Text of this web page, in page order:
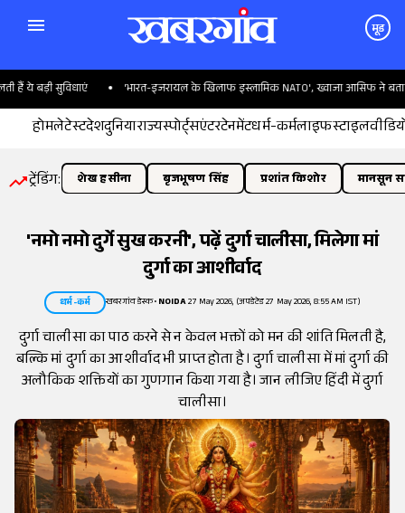
मूड
बड़ी सुविधाएं 'भारत-इजरायल के खिलाफ इस्लामिक NATO', ख्वाजा आसिफ ने बताया
होमलेटेस्टदेशदुनियाराज्यस्पोर्ट्सएंटरटेनमेंटधर्म-कर्मलाइफस्टाइल
ट्रेंडिंग: शेख हसीना बृजभूषण सिंह प्रशांत किशोर मानसून
'नमो नमो दुर्गे सुख करनी', पढ़ें दुर्गा चालीसा, मिलेगा मां
दुर्गा का आशीर्वाद
धर्म-कर्म खबरगांव डेस्क•NOIDA27 May 2026, (अपडेटेड 27 May 2026, 8:55 AM IST)
दुर्गा चालीसा का पाठ करने से न केवल भक्तों को मन की शांति मिलती है,
बल्कि मां दुर्गा का आशीर्वाद भी प्राप्त होता है। दुर्गा चालीसा में मां दुर्गा की
अलौकिक शक्तियों का गुणगान किया गया है। जान लीजिए हिंदी में दुर्गा
चालीसा।